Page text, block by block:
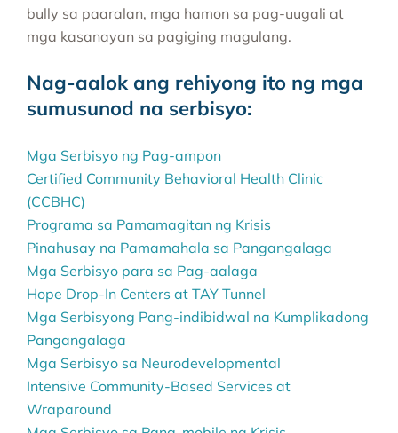
bully sa paaralan, mga hamon sa pag-uugali at
mga kasanayan sa pagiging magulang.
Nag-aalok ang rehiyong ito ng mga
sumusunod na serbisyo:
Mga Serbisyo ng Pag-ampon
Certified Community Behavioral Health Clinic
(CCBHC)
Programa sa Pamamagitan ng Krisis
Pinahusay na Pamamahala sa Pangangalaga
Mga Serbisyo para sa Pag-aalaga
Hope Drop-In Centers at TAY Tunnel
Mga Serbisyong Pang-indibidwal na Kumplikadong
Pangangalaga
Mga Serbisyo sa Neurodevelopmental
Intensive Community-Based Services at
Wraparound